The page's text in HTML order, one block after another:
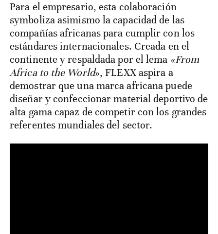
Para el empresario, esta colaboración
symboliza asimismo la capacidad de las
compañías africanas para cumplir con los
estándares internacionales. Creada en el
continente y respaldada por el lema «From
Africa to the World», FLEXX aspira a
demostrar que una marca africana puede
diseñar y confeccionar material deportivo de
alta gama capaz de competir con los grandes
referentes mundiales del sector.